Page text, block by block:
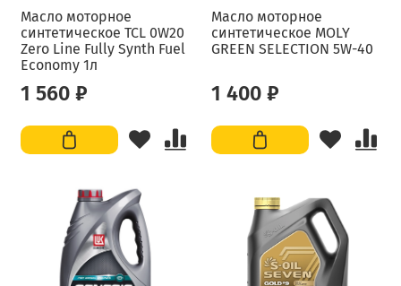
Масло моторное
синтетическое TCL 0W20
Zero Line Fully Synth Fuel
Economy 1л
1 560 ₽
Масло моторное
синтетическое MOLY
GREEN SELECTION 5W-40
1 400 ₽